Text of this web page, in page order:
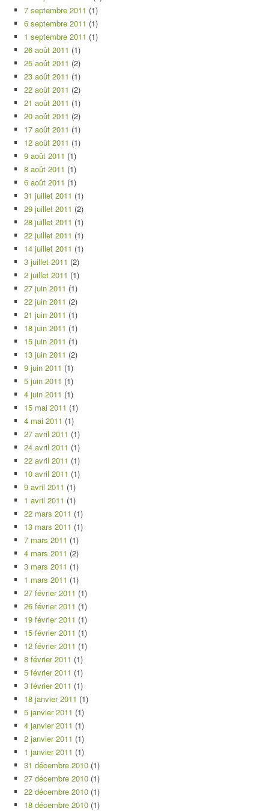
7 septembre 2011 (1)
6 septembre 2011 (1)
1 septembre 2011 (1)
26 août 2011 (1)
25 août 2011 (2)
23 août 2011 (1)
22 août 2011 (2)
21 août 2011 (1)
20 août 2011 (2)
17 août 2011 (1)
12 août 2011 (1)
9 août 2011 (1)
8 août 2011 (1)
6 août 2011 (1)
31 juillet 2011 (1)
29 juillet 2011 (2)
28 juillet 2011 (1)
22 juillet 2011 (1)
14 juillet 2011 (1)
3 juillet 2011 (2)
2 juillet 2011 (1)
27 juin 2011 (1)
22 juin 2011 (2)
21 juin 2011 (1)
18 juin 2011 (1)
15 juin 2011 (1)
13 juin 2011 (2)
9 juin 2011 (1)
5 juin 2011 (1)
4 juin 2011 (1)
15 mai 2011 (1)
4 mai 2011 (1)
27 avril 2011 (1)
24 avril 2011 (1)
22 avril 2011 (1)
10 avril 2011 (1)
9 avril 2011 (1)
1 avril 2011 (1)
22 mars 2011 (1)
13 mars 2011 (1)
7 mars 2011 (1)
4 mars 2011 (2)
3 mars 2011 (1)
1 mars 2011 (1)
27 février 2011 (1)
26 février 2011 (1)
19 février 2011 (1)
15 février 2011 (1)
12 février 2011 (1)
8 février 2011 (1)
5 février 2011 (1)
3 février 2011 (1)
18 janvier 2011 (1)
5 janvier 2011 (1)
4 janvier 2011 (1)
2 janvier 2011 (1)
1 janvier 2011 (1)
31 décembre 2010 (1)
27 décembre 2010 (1)
22 décembre 2010 (1)
18 décembre 2010 (1)